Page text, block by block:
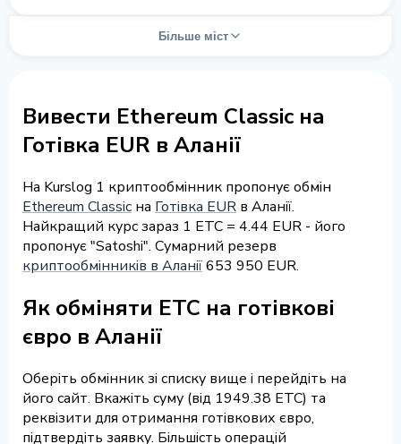
Більше міст
Вивести Ethereum Classic на
Готівка EUR в Аланії
На Kurslog 1 криптообмінник пропонує обмін
Ethereum Classic на Готівка EUR в Аланії.
Найкращий курс зараз 1 ETC = 4.44 EUR - його
пропонує "Satoshi". Сумарний резерв
криптообмінників в Аланії653 950 EUR.
Як обміняти ETC на готівкові
євро в Аланії
Оберіть обмінник зі списку вище і перейдіть на
його сайт. Вкажіть суму (від 1949.38 ETC) та
реквізити для отримання готівкових євро,
підтвердіть заявку. Більшість операцій